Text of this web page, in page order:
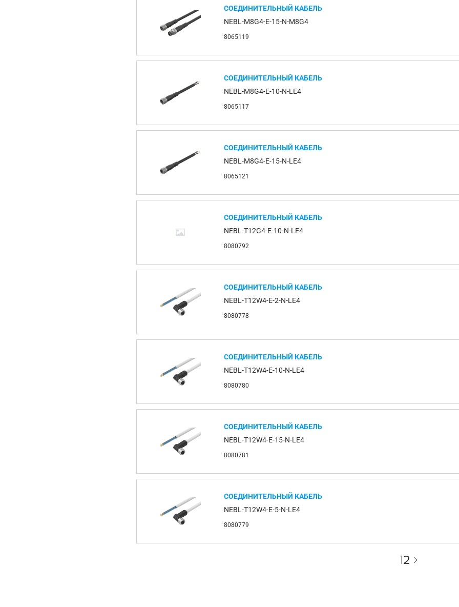
СОЕДИНИТЕЛЬНЫЙ КАБЕЛЬ
NEBL-M8G4-E-15-N-M8G4
8065119
СОЕДИНИТЕЛЬНЫЙ КАБЕЛЬ
NEBL-M8G4-E-10-N-LE4
8065117
СОЕДИНИТЕЛЬНЫЙ КАБЕЛЬ
NEBL-M8G4-E-15-N-LE4
8065121
СОЕДИНИТЕЛЬНЫЙ КАБЕЛЬ
NEBL-T12G4-E-10-N-LE4
8080792
СОЕДИНИТЕЛЬНЫЙ КАБЕЛЬ
NEBL-T12W4-E-2-N-LE4
8080778
СОЕДИНИТЕЛЬНЫЙ КАБЕЛЬ
NEBL-T12W4-E-10-N-LE4
8080780
СОЕДИНИТЕЛЬНЫЙ КАБЕЛЬ
NEBL-T12W4-E-15-N-LE4
8080781
СОЕДИНИТЕЛЬНЫЙ КАБЕЛЬ
NEBL-T12W4-E-5-N-LE4
8080779
12